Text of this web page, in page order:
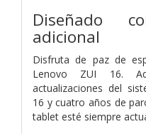
Diseñado
adicional
Disfruta de paz de
Lenovo ZUI 16.
actualizaciones del
16 y cuatro años de
tablet esté siempre